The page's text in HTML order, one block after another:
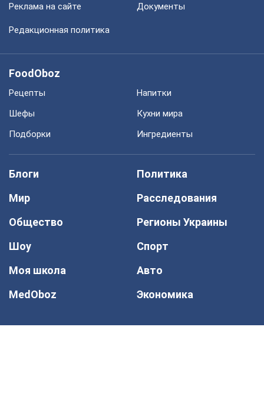
Реклама на сайте Документы
Редакционная политика
FoodOboz
Рецепты
Напитки
Шефы
Кухни мира
Подборки
Ингредиенты
Блоги
Политика
Мир
Расследования
Общество
Регионы Украины
Шоу
Спорт
Моя школа
Авто
MedOboz
Экономика